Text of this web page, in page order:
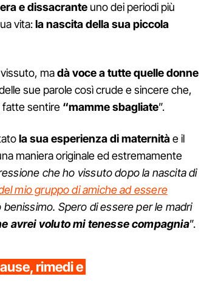
e dissacrante uno dei periodi più
vita:la nascita della sua piccola
madà voce a tutte quelle donne
sue parole così crude e sincere che,
fatte sentire “mamme sbagliate”.
la sua esperienza di maternitàe il
maniera originale ed estremamente
che ho vissuto dopo la nascita di
mio gruppo di amiche ad essere
benissimo. Spero di essere per le madri
avrei voluto mi tenesse compagnia”.
rimedi e